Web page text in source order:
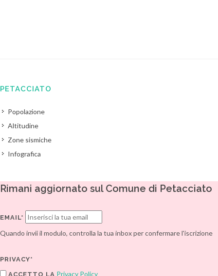
PETACCIATO
Popolazione
Altitudine
Zone sismiche
Infografica
Rimani aggiornato sul Comune di Petacciato
EMAIL*
Quando invii il modulo, controlla la tua inbox per confermare l'iscrizione
PRIVACY*
ACCETTO LA Privacy Policy